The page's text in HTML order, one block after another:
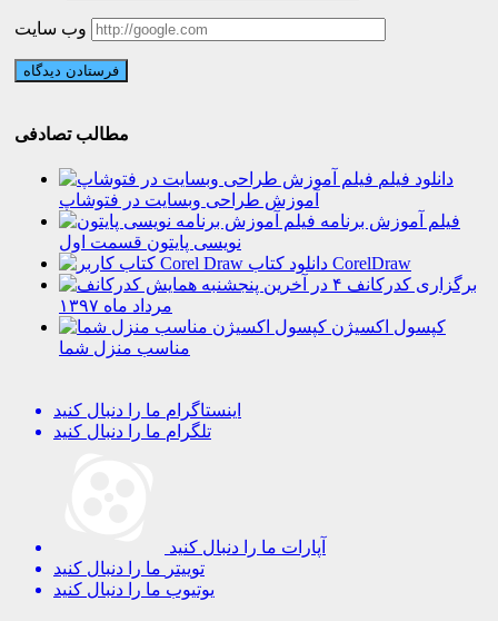
وب سایت
مطالب تصادفی
دانلود فیلم
آموزش طراحی وبسایت در فتوشاپ
فیلم آموزش برنامه
نویسی پایتون قسمت اول
دانلود کتاب CorelDraw
برگزاری کدرکانف ۴ در آخرین پنجشنبه
مرداد ماه ۱۳۹۷
کپسول اکسیژن
مناسب منزل شما
اینستاگرام ما را دنبال کنید
تلگرام ما را دنبال کنید
آپارات ما را دنبال کنید
توییتر ما را دنبال کنید
یوتیوب ما را دنبال کنید